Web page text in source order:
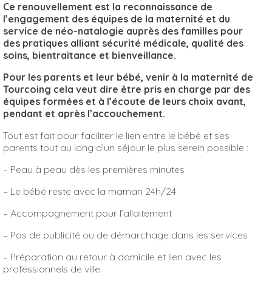
Ce renouvellement est la reconnaissance de
l’engagement des équipes de la maternité et du
service de néo-natalogie auprès des familles pour
des pratiques alliant sécurité médicale, qualité des
soins, bientraitance et bienveillance.
Pour les parents et leur bébé, venir à la maternité de
Tourcoing cela veut dire être pris en charge par des
équipes formées et à l’écoute de leurs choix avant,
pendant et après l’accouchement.
Tout est fait pour faciliter le lien entre le bébé et ses
parents tout au long d’un séjour le plus serein possible :
– Peau à peau dès les premières minutes
– Le bébé reste avec la maman 24h/24
– Accompagnement pour l’allaitement
– Pas de publicité ou de démarchage dans les services
– Préparation au retour à domicile et lien avec les
professionnels de ville